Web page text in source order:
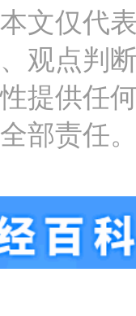
仅代表
观点判
提供任
部责任。